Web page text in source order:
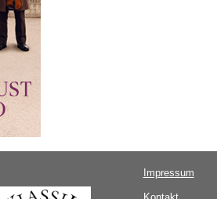
Impressum